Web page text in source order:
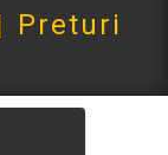
Preturi